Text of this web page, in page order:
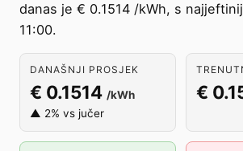
danas je € 0.1514 /kWh, s
11:00.
DANAŠNJI PROSJEK
€ 0.1514 /kWh
▲ 2% vs jučer
€